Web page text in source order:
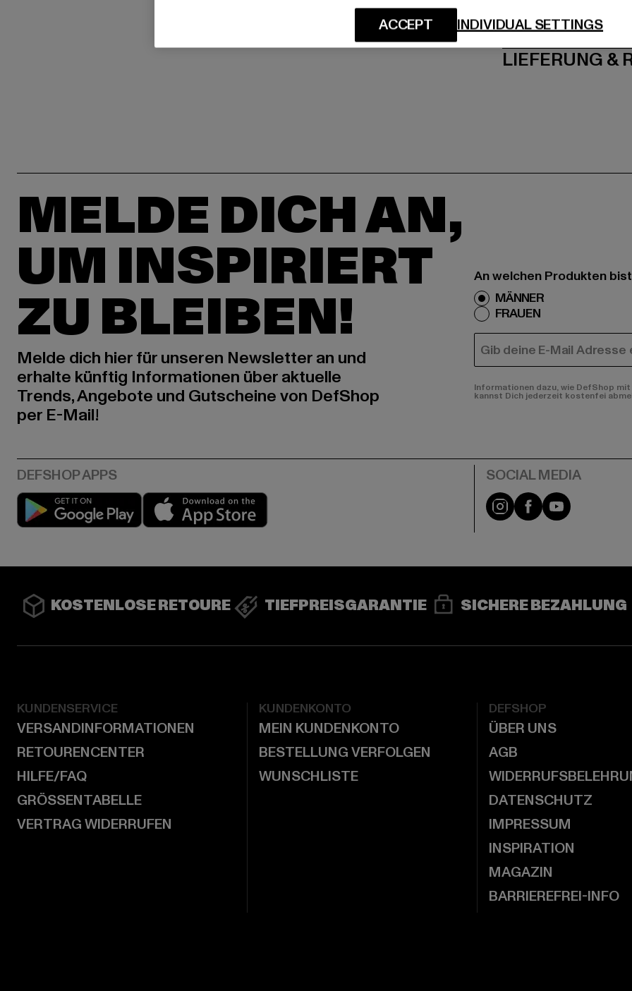
LIEFERUNG &
MELDE DICH AN,
UM INSPIRIERT
ZU BLEIBEN!
Melde dich hier für unseren Newsletter an und
erhalte künftig Informationen über aktuelle
Trends, Angebote und Gutscheine von DefShop
per E-Mail!
An welchen Produkten
MÄNNER
FRAUEN
E-MAIL
Informationen dazu, wie DefShop
kannst Dich jederzeit kostenfei
Play market Instagram
FacebookYouTube
KOSTENLOSE RETOURE TIEFPREISGARANTIE SICHERE BEZAHLUNG
KUNDENSERVICE
VERSANDINFORMATIONEN
RETOURENCENTER
HILFE/FAQ
GRÖSSENTABELLE
VERTRAG WIDERRUFEN
KUNDENKONTO
MEIN KUNDENKONTO
BESTELLUNG VERFOLGEN
WUNSCHLISTE
DEFSHOP
ÜBER UNS
AGB
DATENSCHUTZ
IMPRESSUM
INSPIRATION
MAGAZIN
BARRIEREFREI-INFO
INDIVIDUAL SETTINGS
ACCEPT